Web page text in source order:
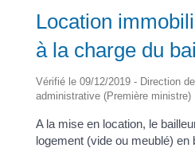
Location
à la charge du
Vérifié le 09/12/2019 - Direction
administrative (Première ministre)
A la mise en location, le
logement (vide ou meublé) en